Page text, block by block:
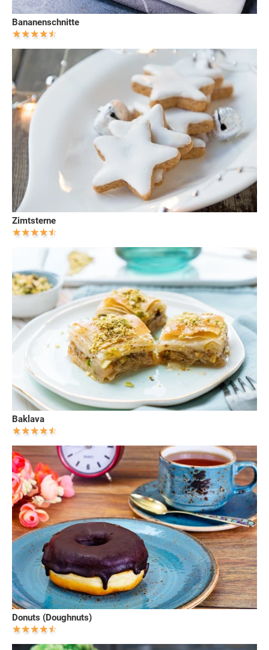
Bananenschnitte
Zimtsterne
Baklava
Donuts (Doughnuts)